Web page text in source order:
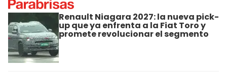
Renault Niagara 2027: la nueva pick-
up que ya enfrenta a la Fiat Toro y
promete revolucionar el segmento